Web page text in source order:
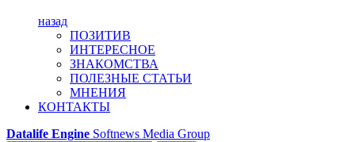
назад
ПОЗИТИВ
ИНТЕРЕСНОЕ
ЗНАКОМСТВА
ПОЛЕЗНЫЕ СТАТЬИ
МНЕНИЯ
КОНТАКТЫ
Datalife Engine Softnews Media Group